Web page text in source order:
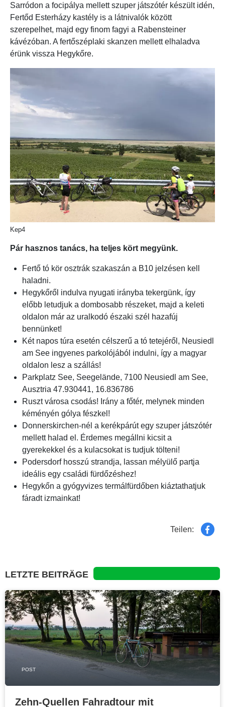
Sarródon a focipálya mellett szuper játszótér készült idén,
Fertőd Esterházy kastély is a látnivalók között
szerepelhet, majd egy finom fagyi a Rabensteiner
kávézóban. A fertőszéplaki skanzen mellett elhaladva
érünk vissza Hegykőre.
Kep4
Pár hasznos tanács, ha teljes kört megyünk.
Fertő tó kör osztrák szakaszán a B10 jelzésen kell
haladni.
Hegykőről indulva nyugati irányba tekergünk, így
előbb letudjuk a dombosabb részeket, majd a keleti
oldalon már az uralkodó északi szél hazafúj
bennünket!
Két napos túra esetén célszerű a tó tetejéről, Neusiedl
am See ingyenes parkolójából indulni, így a magyar
oldalon lesz a szállás!
Parkplatz See, Seegelände, 7100 Neusiedl am See,
Ausztria 47.930441, 16.836786
Ruszt városa csodás! Irány a főtér, melynek minden
kéményén gólya fészkel!
Donnerskirchen-nél a kerékpárút egy szuper játszótér
mellett halad el. Érdemes megállni kicsit a
gyerekekkel és a kulacsokat is tudjuk tölteni!
Podersdorf hosszú strandja, lassan mélyülő partja
ideális egy családi fürdőzéshez!
Hegykőn a gyógyvizes termálfürdőben kiáztathatjuk
fáradt izmainkat!
Teilen:
LETZTE BEITRÄGE
POST
Zehn-Quellen Fahradtour mit